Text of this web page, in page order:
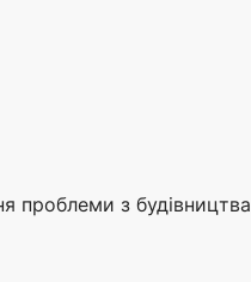
проблеми з будівництва